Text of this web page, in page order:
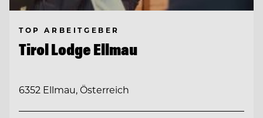
TOP ARBEITGEBER
Tirol Lodge Ellmau
6352 Ellmau, Österreich